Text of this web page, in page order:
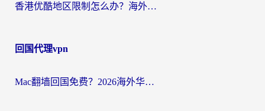
香港优酷地区限制怎么办？海外党亲测有效的追剧解决方案
回国代理vpn
Mac翻墙回国免费？2026海外华人亲测：从CCTV5直播到国内APP，这样选加速器才靠谱